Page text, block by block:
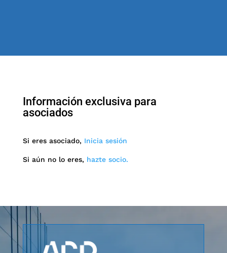
Información exclusiva para
asociados
Si eres asociado, Inicia sesión
Si aún no lo eres, hazte socio.